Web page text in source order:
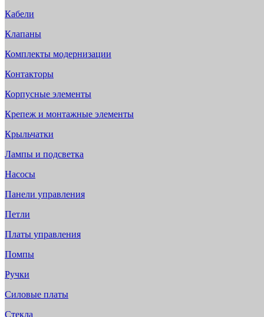
Кабели
Клапаны
Комплекты модернизации
Контакторы
Корпусные элементы
Крепеж и монтажные элементы
Крыльчатки
Лампы и подсветка
Насосы
Панели управления
Петли
Платы управления
Помпы
Ручки
Силовые платы
Стекла